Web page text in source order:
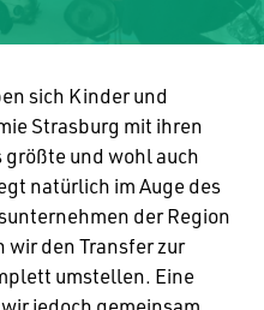
sich Kinder und
Stras­burg mit ihren
und wohl auch
natür­lich im Auge des
der Region
den Transfer zur
umstellen. Eine